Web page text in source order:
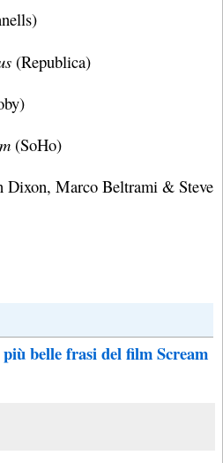
(Republica)
(SoHo)
Dixon, Marco Beltrami & Steve
belle frasi del film Scream